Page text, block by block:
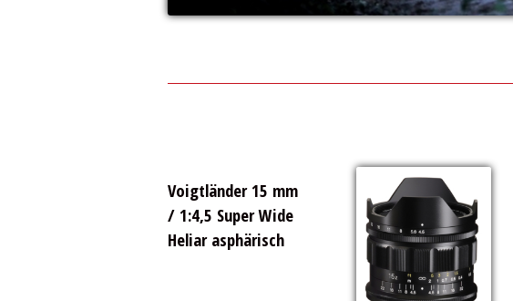
Voigtländer 15 mm
/ 1:4,5 Super Wide
Heliar asphärisch